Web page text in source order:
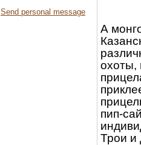
А
охоты,
пип-
Трои и
Send personal message